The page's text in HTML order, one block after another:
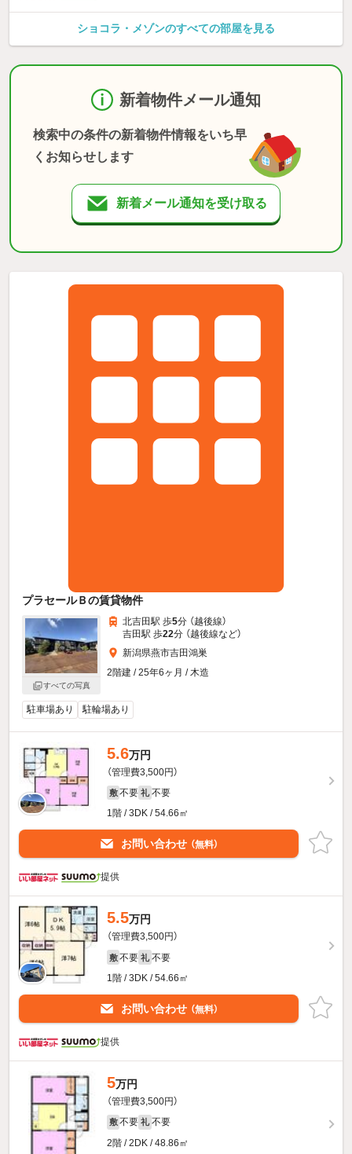
ショコラ・メゾンのすべての部屋を見る
新着物件メール通知
検索中の条件の新着物件情報をいち早
くお知らせします
新着メール通知を受け取る
プラセールＢの賃貸物件
すべての写真
北吉田駅 歩5分 （越後線）
吉田駅 歩22分 （越後線など）
新潟県燕市吉田鴻巣
2階建 / 25年6ヶ月 / 木造
駐車場あり 駐輪場あり
5.6万円
（管理費3,500円）
敷 不要 礼 不要
1階 / 3DK / 54.66㎡
お問い合わせ （無料）
提供
5.5万円
（管理費3,500円）
敷 不要 礼 不要
1階 / 3DK / 54.66㎡
お問い合わせ （無料）
提供
5万円
（管理費3,500円）
敷 不要 礼 不要
2階 / 2DK / 48.86㎡